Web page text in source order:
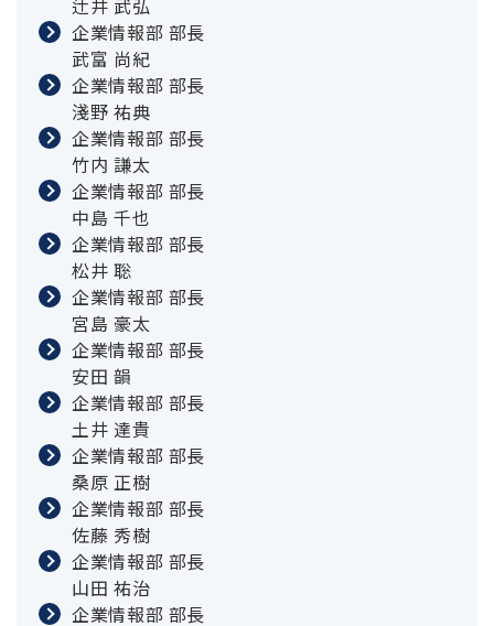
辻井 武弘
企業情報部 部長
武富 尚紀
企業情報部 部長
淺野 祐典
企業情報部 部長
竹内 謙太
企業情報部 部長
中島 千也
企業情報部 部長
松井 聡
企業情報部 部長
宮島 豪太
企業情報部 部長
安田 韻
企業情報部 部長
土井 達貴
企業情報部 部長
桑原 正樹
企業情報部 部長
佐藤 秀樹
企業情報部 部長
山田 祐治
企業情報部 部長